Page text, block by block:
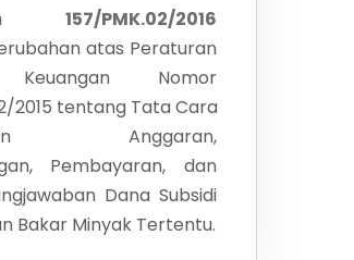
157/PMK.02/2016
atas Peraturan
Keuangan Nomor
2015 tentang Tata Cara
Anggaran,
Pembayaran, dan
Dana Subsidi
Bakar Minyak Tertentu.